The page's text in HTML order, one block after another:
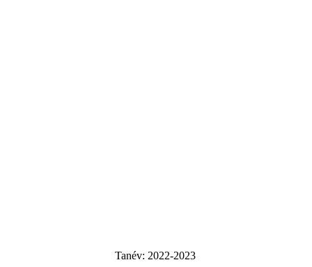
Tanév: 2022-2023